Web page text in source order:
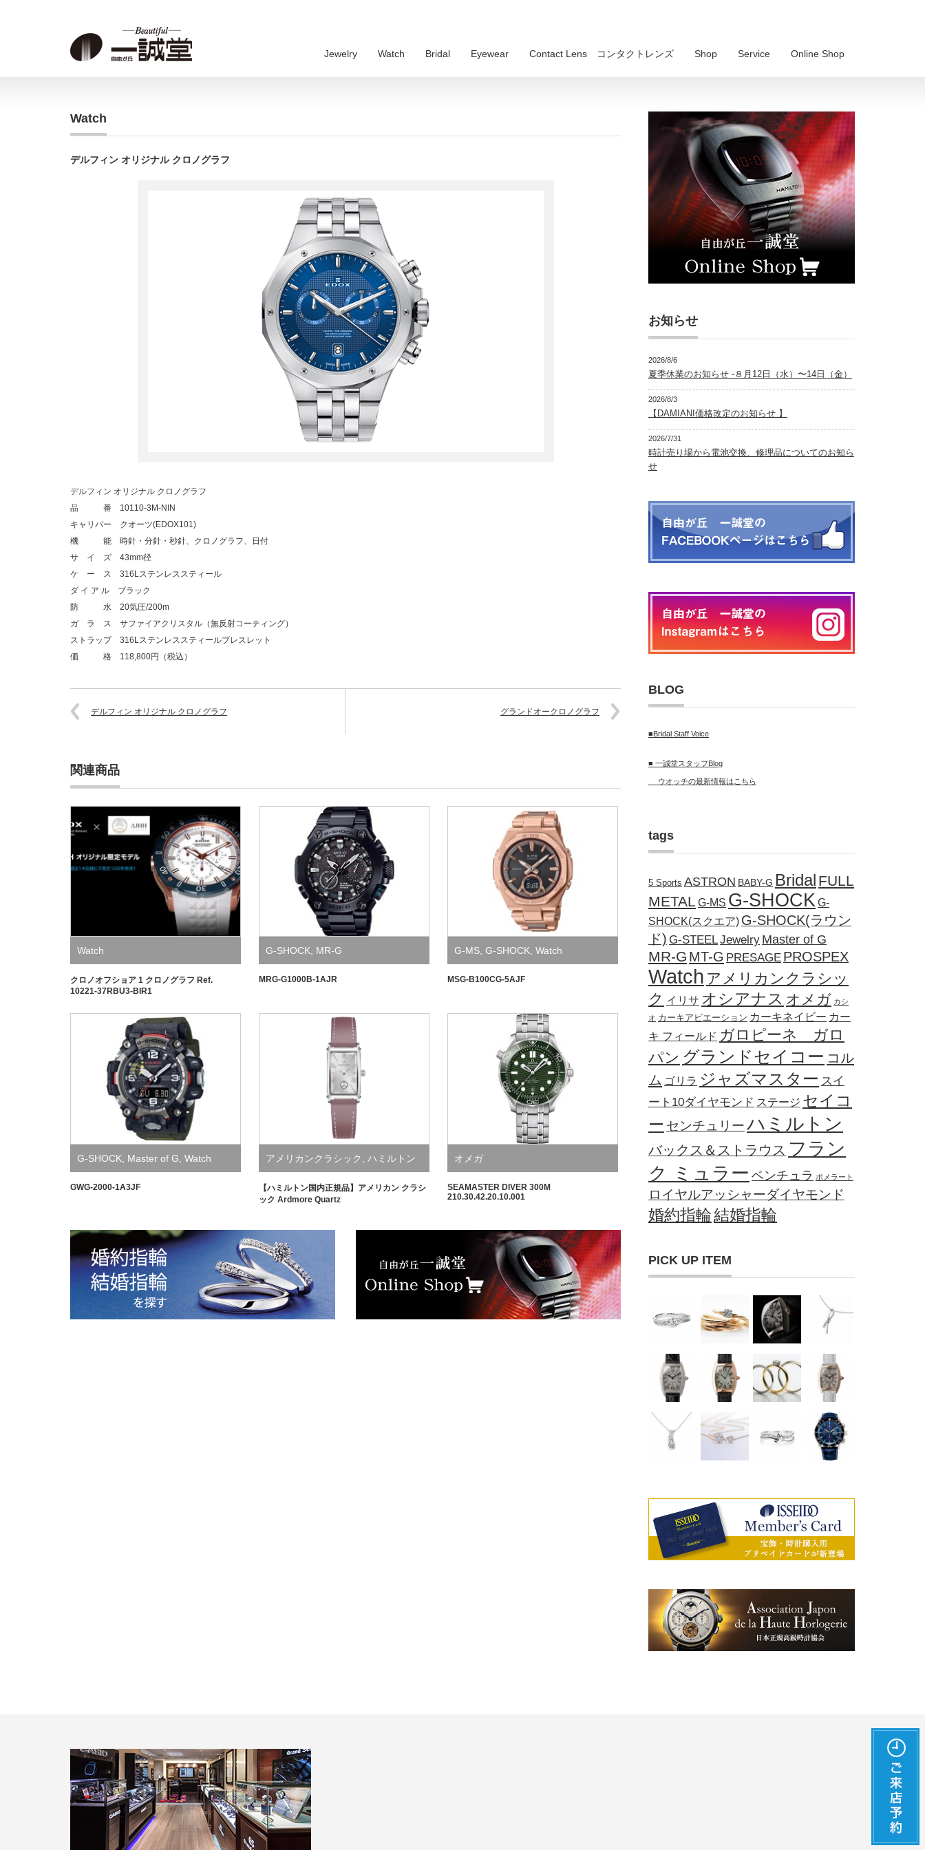
Jewelry Watch Bridal Eyewear Contact Lens コンタクトレンズ Shop Service Online Shop
Watch
デルフィン オリジナル クロノグラフ
デルフィン オリジナル クロノグラフ
品 番 10110-3M-NIN
キャリバー クオーツ(EDOX101)
機 能 時針・分針・秒針、クロノグラフ、日付
サ イ ズ 43mm径
ケ ー ス 316Lステンレススティール
ダ イ ア ル ブラック
防 水 20気圧/200m
ガ ラ ス サファイアクリスタル（無反射コーティング）
ストラップ 316Lステンレススティールブレスレット
価 格 118,800円（税込）
デルフィン オリジナル クロノグラフ グランドオークロノグラフ
関連商品
Watch
クロノオフショア 1 クロノグラフ Ref.
10221-37RBU3-BIR1
G-SHOCK, MR-G
MRG-G1000B-1AJR
G-MS, G-SHOCK, Watch
MSG-B100CG-5AJF
G-SHOCK Master of G Watch
GWG-2000-1A3JF
アメリカンクラシック ハミルトン
【ハミルトン国内正規品】アメリカン クラシ
ック Ardmore Quartz
オメガ
SEAMASTE R DIVER 300 M
210.30.42.20.10.00 1
お知らせ
2026/8/6
夏季休業のお知らせ -８月12日（水）〜14日（金）
2026/8/3
【DAMIANI価格改定のお知らせ 】
2026/7/31
時計売り場から電池交換、修理品についてのお知ら
せ
BLOG
■Bridal Staff Voice
■ 一誠堂スタッフBlog
ウオッチの最新情報はこちら
tags
5 Sports ASTRON BABY-G Bridal FULL
METAL G-MS G-SHOCKG-
SHOCK(スクエア) G-SHOCK(ラウン
ド) G-STEELJewelry Master of G
MR-G MT-G PRESAGE PROSPEX
Watch アメリカンクラシッ
ク イリサ オシアナス オメガ カシ
オ カーキアビエーション カーキネイビー カー
キ フィールド ガロピーネ ガロ
パン グランドセイコー コル
ム ゴリラ ジャズマスター スイ
ート10ダイヤモンド ステージ セイコ
ー センチュリーハミルトン
バックス＆ストラウス フラン
ク ミュラー ベンチュラ ポメラート
ロイヤルアッシャーダイヤモンド
婚約指輪結婚指輪
PICK UP ITEM